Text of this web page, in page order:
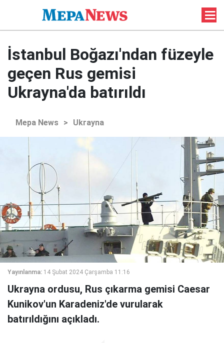
İstanbul Boğazı'ndan füzeyle
geçen Rus gemisi
Ukrayna'da batırıldı
Mepa News > Ukrayna
Yayınlanma: 14 Şubat 2024 Çarşamba 11:16
Ukrayna ordusu, Rus çıkarma gemisi Caesar
Kunikov'un Karadeniz'de vurularak
batırıldığını açıkladı.